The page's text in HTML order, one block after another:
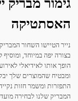
גימור מבריק
האסתטיקה
נייר הטיישו השחור
בצורה יפה במיוחד,
הופך אותו לאידיאלי
ומבטיח שהמוצרים שלך
התפזרות ומשמר חזות
המבריק שלנו לבחירה